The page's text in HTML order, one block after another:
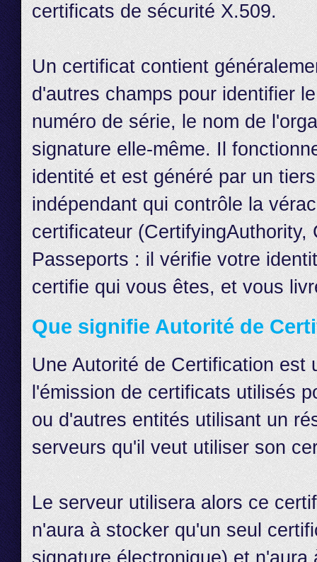
certificats de sécurité X.509.
Un certificat contient
d'autres champs pour identifier
numéro de série, le nom de
signature elle-même. Il
identité et est généré par un
indépendant qui contrôle la
certificateur
Passeports : il vérifie votre
certifie qui vous êtes, et vous
Que signifie Autorité de
Une Autorité de Certification est
l'émission de certificats utilisés
ou d'autres entités utilisant un
serveurs qu'il veut utiliser son
Le serveur utilisera alors ce
n'aura à stocker qu'un seul
signature électronique) et